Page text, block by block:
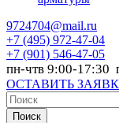
9724704@mail.ru
+7 (495) 972-47-04
+7 (901) 546-47-05
пн-чтв 9:00-17:30
ОСТАВИТЬ
Поиск